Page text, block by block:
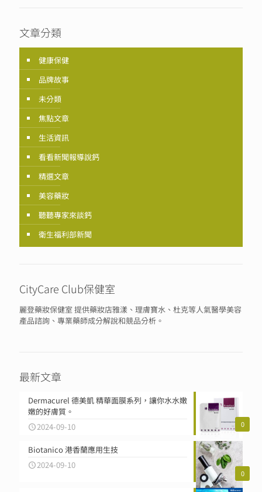
文章分類
健康保健
品牌故事
未分類
焦點文章
生活資訊
看看新聞報導說鈣
精選文章
美容藥妝
聽聽專家來談鈣
衛生福利部新聞
CityCare Club保健室
麗登藥妝保健室 提供藥妝店雅漾、理膚寶水、杜克等人氣醫學美容
產品諮詢、專業藥師成分解說和競品分析。
最新文章
0
Dermacurel 德美凱 精華面膜系列，讓你水水嫩
嫩的好膚質。
2024-09-10
0
Biotanico 港香蘭應用生技
2024-09-10